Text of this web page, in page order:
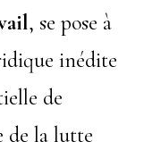
, se pose à
inédite
de
de la lutte